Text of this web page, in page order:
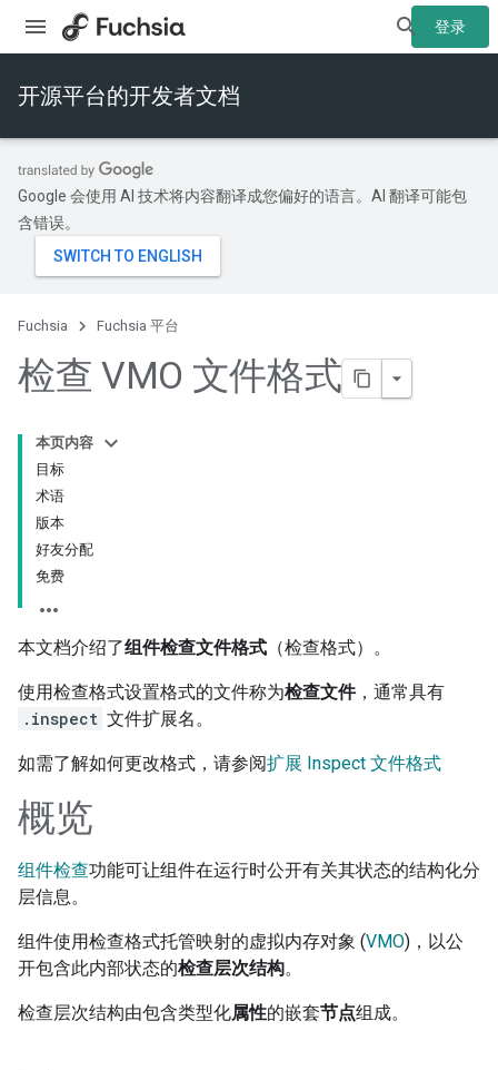
登录
开源平台的开发者文档
Google 会使用 AI 技术将内容翻译成您偏好的语言。AI 翻译可能包
含错误。
Fuchsia Fuchsia 平台
检查 VMO 文件格式
本页内容
目标
术语
版本
好友分配
免费
本文档介绍了组件检查文件格式 （检查格式）。
使用检查格式设置格式的文件称为检查文件，通常具有
.inspect 文件扩展名。
如需了解如何更改格式，请参阅扩展 Inspect 文件格式
概览
组件检查功能可让组件在运行时公开有关其状态的结构化分
层信息。
组件使用检查格式托管映射的虚拟内存对象 (VMO)，以公
开包含此内部状态的检查层次结构。
检查层次结构由包含类型化属性的嵌套节点组成。